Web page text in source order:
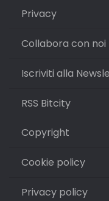
Privacy
Collabora con noi
Iscriviti alla
RSS Bitcity
Copyright
Cookie policy
Privacy policy